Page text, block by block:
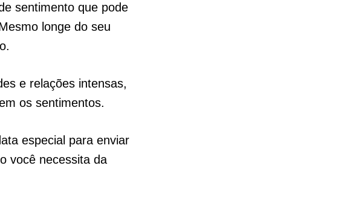
sentimento que pode
longe do seu
e relações intensas,
os sentimentos.
especial para enviar
você necessita da